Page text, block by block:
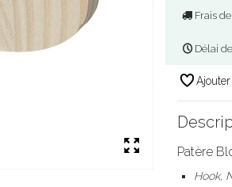
Frais
Délai
Patère
Hook,